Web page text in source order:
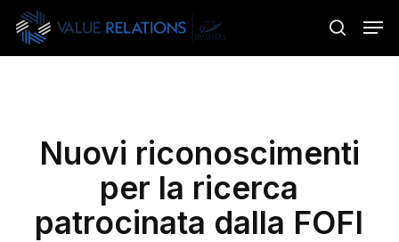
Skip
main
search
Nuovi riconoscimenti
per la ricerca
patrocinata dalla FOFI